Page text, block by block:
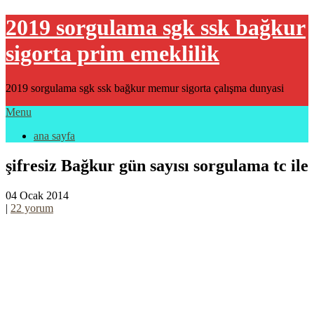
2019 sorgulama sgk ssk bağkur
sigorta prim emeklilik
2019 sorgulama sgk ssk bağkur memur sigorta çalışma dunyasi
Menu
ana sayfa
şifresiz Bağkur gün sayısı sorgulama tc ile
04 Ocak 2014
| 22 yorum